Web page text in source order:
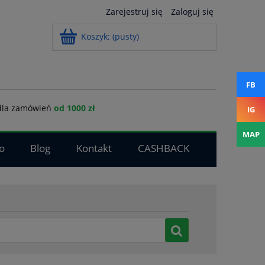
Zarejestruj się Zaloguj się
Koszyk: (pusty)
zamówień od 1000 zł
Blog Kontakt CASHBACK
FB
IG
MAP